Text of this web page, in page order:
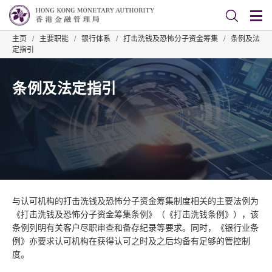
主页 / 主要职能 / 银行体系 / 打击洗钱及恐怖分子资金筹集 /
条例及法
定指引
条例及法定指引
与认可机构的打击洗钱及恐怖分子资金筹集制度相关的主要法例为
《打击洗钱及恐怖分子资金筹集条例》（《打击洗钱条例》），该
条例列明有关客户尽职审查和备存纪录等要求。同时，《银行业条
例》亦要求认可机构在获得认可之时及之后均备有足够的管控制
度。